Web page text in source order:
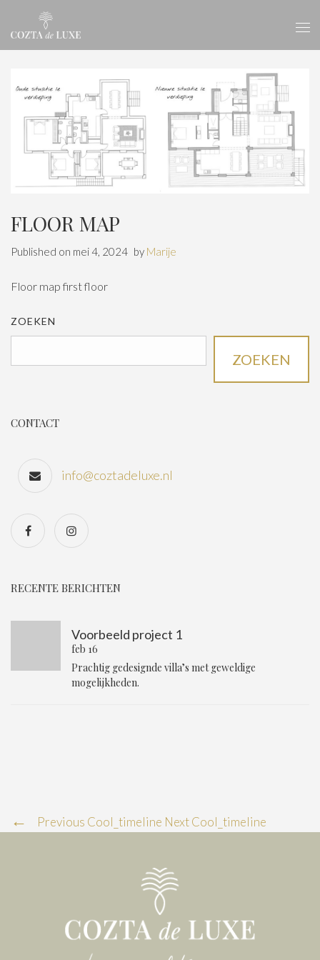
FLOOR MAP
Published on mei 4, 2024 by Marije
Floor map first floor
ZOEKEN
ZOEKEN
CONTACT
info@coztadeluxe.nl
RECENTE BERICHTEN
Voorbeeld project 1
feb 16
Prachtig gedesignde villa’s met geweldige
mogelijkheden.
Previous Cool_timeline Next Cool_timeline